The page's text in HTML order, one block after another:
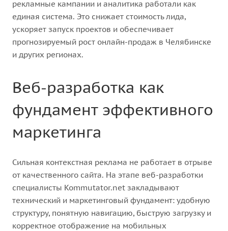
рекламные кампании и аналитика работали как
единая система. Это снижает стоимость лида,
ускоряет запуск проектов и обеспечивает
прогнозируемый рост онлайн-продаж в Челябинске
и других регионах.
Веб-разработка как
фундамент эффективного
маркетинга
Сильная контекстная реклама не работает в отрыве
от качественного сайта. На этапе веб-разработки
специалисты Kommutator.net закладывают
технический и маркетинговый фундамент: удобную
структуру, понятную навигацию, быструю загрузку и
корректное отображение на мобильных